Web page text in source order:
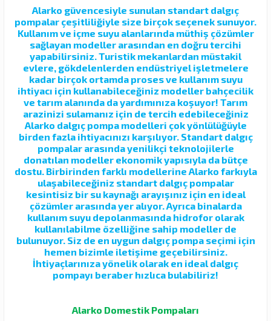
Alarko güvencesiyle sunulan standart dalgıç
pompalar çeşitliliğiyle size birçok seçenek sunuyor.
Kullanım ve içme suyu alanlarında müthiş çözümler
sağlayan modeller arasından en doğru tercihi
yapabilirsiniz. Turistik mekanlardan müstakil
evlere, gökdelenlerden endüstriyel işletmelere
kadar birçok ortamda proses ve kullanım suyu
ihtiyacı için kullanabileceğiniz modeller bahçecilik
ve tarım alanında da yardımınıza koşuyor! Tarım
arazinizi sulamanız için de tercih edebileceğiniz
Alarko dalgıç pompa modelleri çok yönlülüğüyle
birden fazla ihtiyacınızı karşılıyor. Standart dalgıç
pompalar arasında yenilikçi teknolojilerle
donatılan modeller ekonomik yapısıyla da bütçe
dostu. Birbirinden farklı modellerine Alarko farkıyla
ulaşabileceğiniz standart dalgıç pompalar
kesintisiz bir su kaynağı arayışınız için en ideal
çözümler arasında yer alıyor. Ayrıca binalarda
kullanım suyu depolanmasında hidrofor olarak
kullanılabilme özelliğine sahip modeller de
bulunuyor. Siz de en uygun dalgıç pompa seçimi için
hemen bizimle iletişime geçebilirsiniz.
İhtiyaçlarınıza yönelik olarak en ideal dalgıç
pompayı beraber hızlıca bulabiliriz!
Alarko Domestik Pompaları